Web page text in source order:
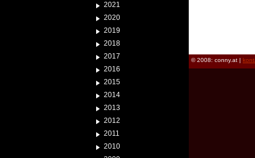
2021
2020
2019
2018
2017
2016
2015
2014
2013
2012
2011
2010
© 2008: conny.at |